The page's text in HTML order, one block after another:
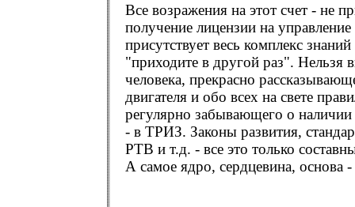
Все возражения на этот счет - не
получение лицензии на
присутствует весь комплекс
"приходите в другой раз". Нельзя
человека, прекрасно
двигателя и обо всех на свете
регулярно забывающего о
- в ТРИЗ. Законы развития,
РТВ и т.д. - все это только
А самое ядро, сердцевина, основа